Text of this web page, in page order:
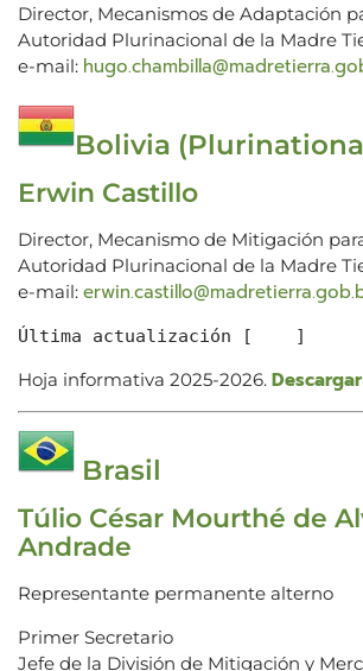
Director, Mecanismos de Adaptación
Autoridad Plurinacional de la Madre
e-mail:
Bolivia
Erwin Castillo
Director, Mecanismo de Mitigación
Autoridad Plurinacional de la Madre
e-mail:
Última actualización [    ]
Hoja informativa 2025-2026.
Brasil
Túlio César Mourthé de
Andrade
Representante permanente alterno
Primer Secretario
Jefe de la División de Mitigación y